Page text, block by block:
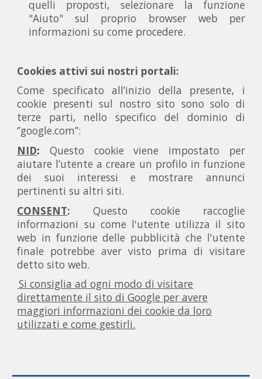
quelli proposti, selezionare la funzione
"Aiuto" sul proprio browser web per
informazioni su come procedere.
Cookies attivi sui nostri portali:
Come specificato all’inizio della presente, i
cookie presenti sul nostro sito sono solo di
terze parti, nello specifico del dominio di
‘’google.com’’:
NID:Questo cookie viene impostato per
aiutare l’utente a creare un profilo in funzione
dei suoi interessi e mostrare annunci
pertinenti su altri siti.
CONSENT:Questo cookie raccoglie
informazioni su come l'utente utilizza il sito
web in funzione delle pubblicità che l'utente
finale potrebbe aver visto prima di visitare
detto sito web.
Si consiglia ad ogni modo di visitare
direttamente il sito di Google per avere
maggiori informazioni dei cookie da loro
utilizzati e come gestirli.